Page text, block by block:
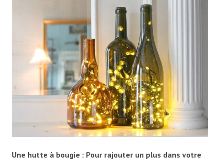
Une hutte à bougie : Pour rajouter un plus dans votre